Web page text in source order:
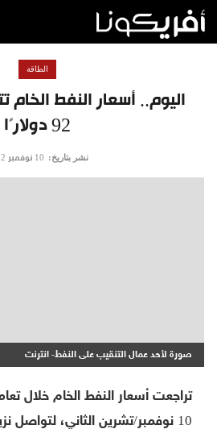
اليوم.. أسعار النفط الخام
92 دولارًا
الطاقة
نشر بتاريخ: 10 نوفمبر 2022
صورة لأحد عمال التنقيب على النفط- انترنت
تراجعت أسعار النفط الخام خلال
10 نوفمبر/تشرين الثاني، لتواصل